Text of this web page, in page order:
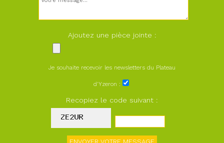
Ajoutez une pièce jointe :
Je souhaite recevoir les newsletters du Plateau
d'Yzeron :
Recopiez le code suivant :